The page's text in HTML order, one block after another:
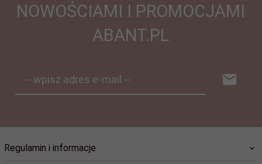
NOWOŚCIAMI I PROMOCJAMI
ABANT.PL
-- wpisz adres e-mail --
Regulamin i informacje